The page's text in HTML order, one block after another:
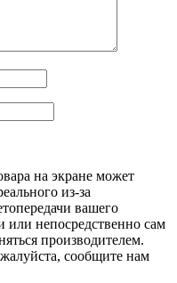
на экране может
из-за
вашего
или непосредственно сам
производителем.
сообщите нам